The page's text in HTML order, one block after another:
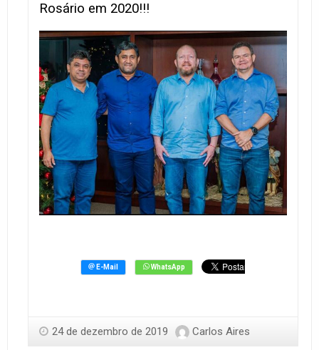
Rosário em 2020!!!
24 de dezembro de 2019 Carlos Aires